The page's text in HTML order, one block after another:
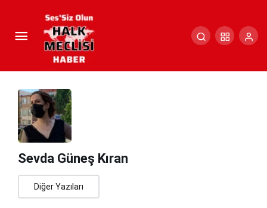
Sevda Güneş Kıran
Diğer Yazıları
Türk’ün Susuz İmtihanı
Yorum Yap